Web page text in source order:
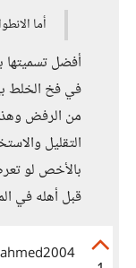
أما
أفضل تسميتها
في فخ الخلط
من الرفض
التقليل
بالأخص لو
قبل أهله في